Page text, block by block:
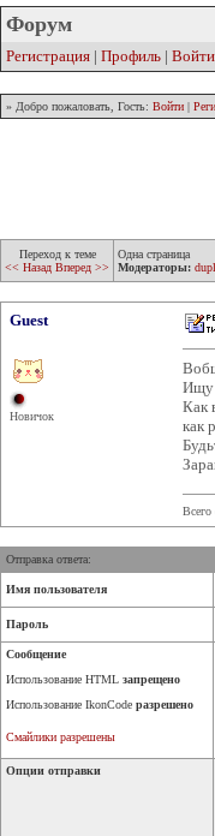
Форум
Регистрация | Профиль | Войти
» Добро пожаловать, Гость: Войти |
Переход к теме
<< Назад Вперед >>
Одна страница
Модераторы:
Guest
Новичок
Ищу
Как
как
Всего
Отправка ответа:
Имя пользователя
Пароль
Сообщение
Использование HTML запрещено
Использование IkonCode разрешено
Смайлики разрешены
Опции отправки